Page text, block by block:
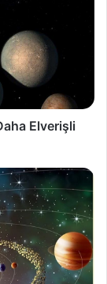
Elverişli